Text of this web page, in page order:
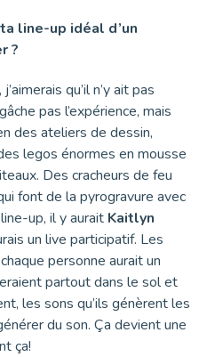
line-up idéal d’un
?
qu’il n’y ait pas
pas l’expérience, mais
des ateliers de dessin,
legos énormes en mousse
Des cracheurs de feu
font de la pyrogravure avec
up, il y aurait Kaitlyn
un live participatif. Les
personne aurait un
partout dans le sol et
les sons qu’ils génèrent les
du son. Ça devient une
ça!